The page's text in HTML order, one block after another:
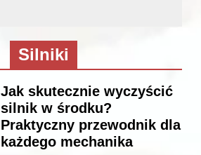
Silniki
Jak skutecznie wyczyścić
silnik w środku?
Praktyczny przewodnik dla
każdego mechanika